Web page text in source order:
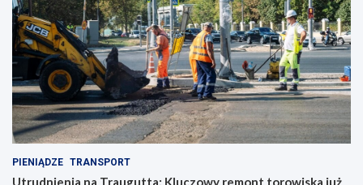
PIENIĄDZE TRANSPORT
Utrudnienia na Traugutta: Kluczowy remont torowiska już